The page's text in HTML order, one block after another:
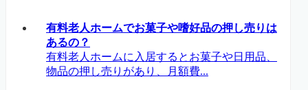
有料老人ホームでお菓子や嗜好品の押し売りは
あるの？
有料老人ホームに入居するとお菓子や日用品、
物品の押し売りがあり、月額費...